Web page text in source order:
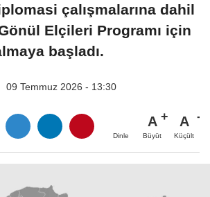
çalışmalarına dahil
Elçileri Programı için
başladı.
09 Temmuz 2026 - 13:30
Dinle
A
Büyüt
A
Küçült